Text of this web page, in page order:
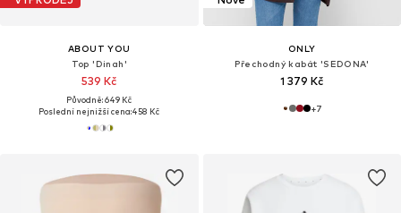
ABOUT YOU
Top 'Dinah'
539 Kč
Původně: 649 Kč
Poslední nejnižší cena:458 Kč
ONLY
Přechodný kabát 'SEDONA'
1 379 Kč
+7